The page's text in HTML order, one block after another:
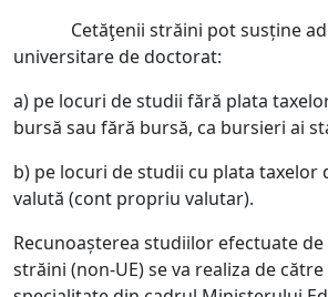
Cetăţenii străini pot susține
universitare de doctorat:
a) pe locuri de studii fără plata
bursă sau fără bursă, ca bursieri ai
b) pe locuri de studii cu plata taxelor
valută (cont propriu valutar).
Recunoașterea studiilor efectuate
străini (non-UE) se va realiza de